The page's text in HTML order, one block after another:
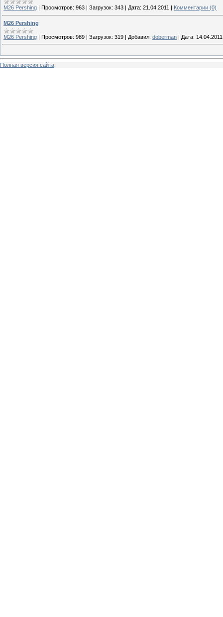
M26 Pershing Просмотров: 963 Загрузок: 343 Дата: 21.04.2011 Комментарии (0)
M26 Pershing
M26 Pershing | Просмотров: 989 | Загрузок: 319 | Добавил: doberman | Дата: 14.04.2011
Полная версия сайта